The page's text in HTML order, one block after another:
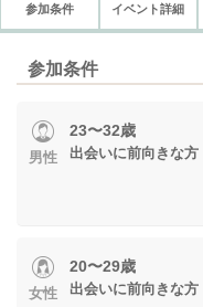
参加条件 イベント詳細
参加条件
男性
23〜32歳
出会いに前向きな方
女性
20〜29歳
出会いに前向きな方